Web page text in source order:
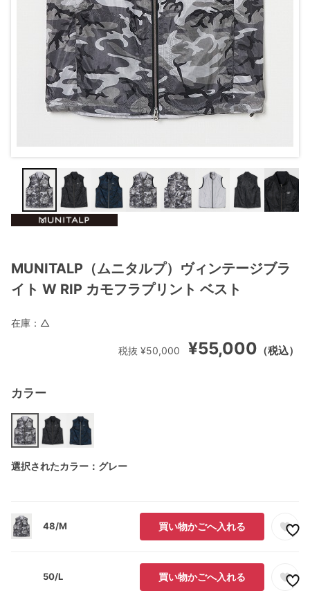
MUNITALP（ムニタルプ）ヴィンテージブラ
イト W RIP カモフラプリント ベスト
¥55,000 （税込）
税抜 ¥50,000
カラー
選択されたカラー：グレー
48/M 買い物かごへ入れる
50/L 買い物かごへ入れる
在庫： △